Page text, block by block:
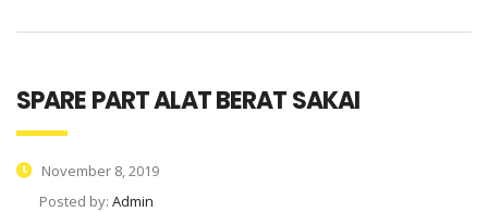
SPARE PART ALAT BERAT SAKAI
November 8, 2019
Posted by: Admin